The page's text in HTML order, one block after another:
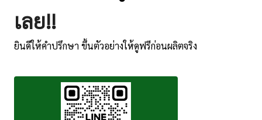
เลย!!
ยินดีให้คำปรึกษา ขึ้นตัวอย่างให้ดูฟรีก่อนผลิตจริง